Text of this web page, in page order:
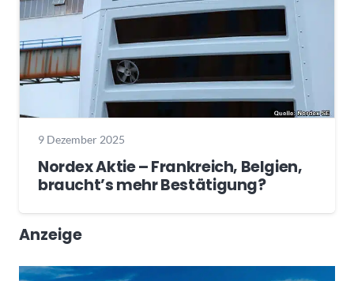
9 Dezember 2025
Nordex Aktie – Frankreich, Belgien,
braucht’s mehr Bestätigung?
Anzeige